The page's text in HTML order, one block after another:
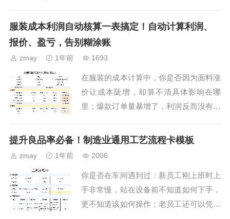
又拿不出详细的工时数据来做支撑；员工
计件结算工资时，有可...
服装成本利润自动核算一表搞定！自动计算利润、
报价、盈亏，告别糊涂账
zmay 1年前 1693
在服装的成本计算中，你是否因为面料涨
价让成本陡增，却算不清具体影响在哪
里；爆款订单量暴增了，利润反而没有涨
成本或丢了订单。面料、加工、辅料里的
提升良品率必备！制造业通用工艺流程卡模板
zmay 1年前 2006
你是否在车间遇到过：新员工刚上班时上
手非常慢，站在设备前不知道如何下手，
更不知道该如何操作；老员工还可以凭经